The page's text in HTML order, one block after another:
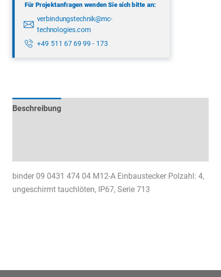
Für Projektanfragen wenden Sie sich bitte an:
verbindungstechnik@mc-
technologies.com
+49 511 67 69 99 - 173
Beschreibung
binder 09 0431 474 04 M12-A Einbaustecker Polzahl: 4,
ungeschirmt tauchlöten, IP67, Serie 713